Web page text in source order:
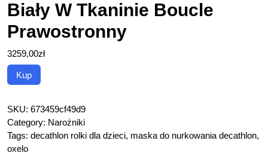
Biały W Tkaninie Boucle
Prawostronny
3259,00zł
Kup
SKU: 673459cf49d9
Category: Narożniki
Tags: decathlon rolki dla dzieci, maska do nurkowania decathlon,
oxelo